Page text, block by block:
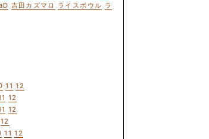
吉田カズマロ ライスボウル ラ
11 12
12
12
12
11 12